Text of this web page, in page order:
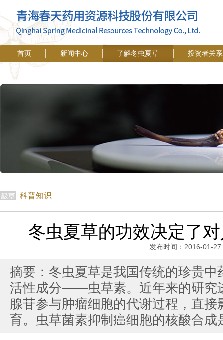
首页 新闻中心 了解冬虫夏草 投资者关系
科普知识
冬虫夏草的功效决定了
发布时间：2016-01-27
摘要：冬虫夏草是我国传统的珍贵
活性成分——虫草素。近年来的研究
腺苷参与肿瘤细胞的代谢过程，直
育。虫草菌素抑制癌细胞的核酸合成